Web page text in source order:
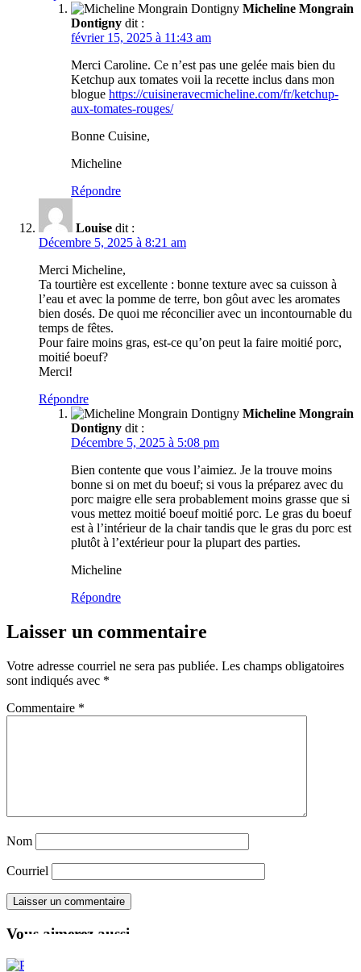
Micheline Mongrain
Dontigny dit :
février 15, 2025 à 11:43 am
Merci Caroline. Ce n’est pas une gelée mais bien du
Ketchup aux tomates voii la recette inclus dans mon
blogue https://cuisineravecmicheline.com/fr/ketchup-
aux-tomates-rouges/
Bonne Cuisine,
Micheline
Répondre
Louise dit :
Décembre 5, 2025 à 8:21 am
Merci Micheline,
Ta tourtière est excellente : bonne texture avec sa cuisson à
l’eau et avec la pomme de terre, bon gôut avec les aromates
bien dosés. De quoi me réconcilier avec un incontournable du
temps de fêtes.
Pour faire moins gras, est-ce qu’on peut la faire moitié porc,
moitié boeuf?
Merci!
Répondre
Micheline Mongrain
Dontigny dit :
Décembre 5, 2025 à 5:08 pm
Bien contente que vous l’aimiez. Je la trouve moins
bonne si on met du boeuf; si vous la préparez avec du
porc maigre elle sera probablement moins grasse que si
vous mettez moitié boeuf moitié porc. Le gras du boeuf
est à l’intérieur de la chair tandis que le gras du porc est
plutôt à l’extérieur pour la plupart des parties.
Micheline
Répondre
Laisser un commentaire
Votre adresse courriel ne sera pas publiée. Les champs obligatoires
sont indiqués avec *
Commentaire *
Nom
Courriel
Vous aimerez aussi ...